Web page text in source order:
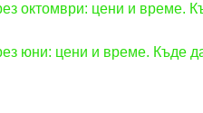
октомври: цени и време.
юни: цени и време. Къде